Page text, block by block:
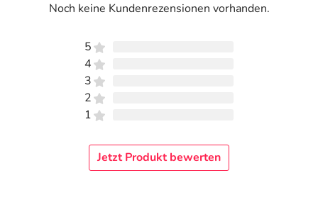
Noch keine Kundenrezensionen vorhanden.
5
4
3
2
1
Jetzt Produkt bewerten